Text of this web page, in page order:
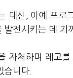
대신, 아예 프
전시키는 데 기
자처하며 레고
습니다.